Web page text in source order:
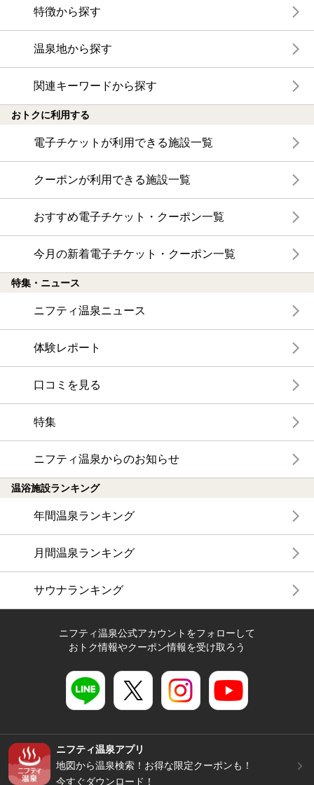
特徴から探す
温泉地から探す
関連キーワードから探す
おトクに利用する
電子チケットが利用できる施設一覧
クーポンが利用できる施設一覧
おすすめ電子チケット・クーポン一覧
今月の新着電子チケット・クーポン一覧
特集・ニュース
ニフティ温泉ニュース
体験レポート
口コミを見る
特集
ニフティ温泉からのお知らせ
温浴施設ランキング
年間温泉ランキング
月間温泉ランキング
サウナランキング
ニフティ温泉公式アカウントをフォローして
おトク情報やクーポン情報を受け取ろう
ニフティ温泉アプリ
地図から温泉検索！お得な限定クーポンも！
今すぐダウンロード！